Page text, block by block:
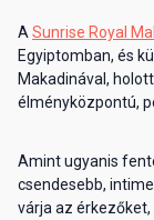
A Sunrise Royal
Egyiptomban, és
Makadinával,
élményközpontú,
Amint ugyanis
csendesebb,
várja az érkezőket,